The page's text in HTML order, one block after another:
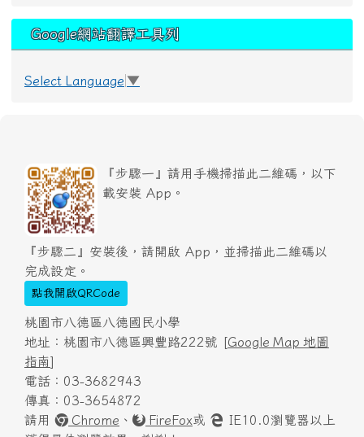
Google網站翻譯工具列
Select Language ▼
『步驟一』請用手機掃描此二維碼，以下
載安裝 App。
『步驟二』安裝後，請開啟 App，並掃描此二維碼以
完成設定。
點我開啟QRCode
桃園市八德區八德國民小學
地址：桃園市八德區興豐路222號 [Google Map 地圖
指南]
電話：03-3682943
傳真：03-3654872
請用
Chrome 、 FireFox或
IE10.0瀏覽器以上